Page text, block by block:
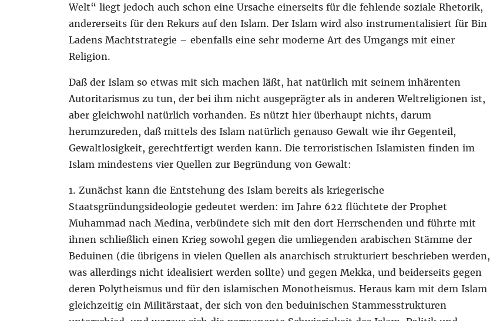
Welt“ liegt jedoch auch schon eine Ursache einerseits für die fehlende soziale Rhetorik,
andererseits für den Rekurs auf den Islam. Der Islam wird also instrumentalisiert für Bin
Ladens Machtstrategie – ebenfalls eine sehr moderne Art des Umgangs mit einer
Religion.
Daß der Islam so etwas mit sich machen läßt, hat natürlich mit seinem inhärenten
Autoritarismus zu tun, der bei ihm nicht ausgeprägter als in anderen Weltreligionen ist,
aber gleichwohl natürlich vorhanden. Es nützt hier überhaupt nichts, darum
herumzureden, daß mittels des Islam natürlich genauso Gewalt wie ihr Gegenteil,
Gewaltlosigkeit, gerechtfertigt werden kann. Die terroristischen Islamisten finden im
Islam mindestens vier Quellen zur Begründung von Gewalt:
1. Zunächst kann die Entstehung des Islam bereits als kriegerische
Staatsgründungsideologie gedeutet werden: im Jahre 622 flüchtete der Prophet
Muhammad nach Medina, verbündete sich mit den dort Herrschenden und führte mit
ihnen schließlich einen Krieg sowohl gegen die umliegenden arabischen Stämme der
Beduinen (die übrigens in vielen Quellen als anarchisch strukturiert beschrieben werden,
was allerdings nicht idealisiert werden sollte) und gegen Mekka, und beiderseits gegen
deren Polytheismus und für den islamischen Monotheismus. Heraus kam mit dem Islam
gleichzeitig ein Militärstaat, der sich von den beduinischen Stammesstrukturen